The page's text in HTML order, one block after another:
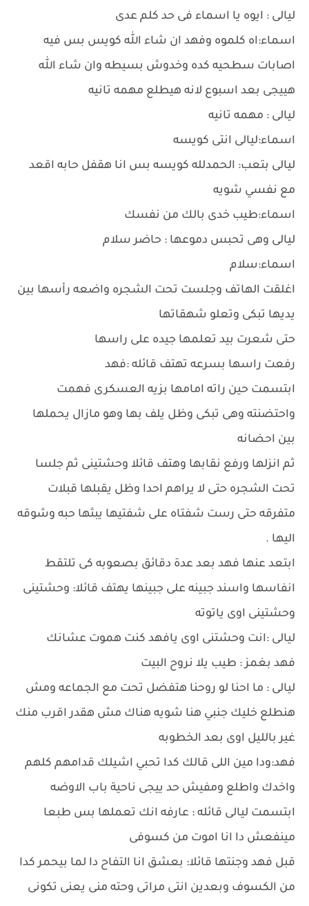
ليالى : ايوه يا اسماء فى حد كلم عدى
اسماء:اه كلموه وفهد ان شاء الله كويس بس فيه
اصابات سطحيه كده وخدوش بسيطه وان شاء الله
هييجى بعد اسبوع لانه هيطلع مهمه تانيه
ليالى : مهمه تانيه
اسماء:ليالى انتى كويسه
ليالى بتعب: الحمدلله كويسه بس انا هقفل حابه اقعد
مع نفسي شويه
اسماء:طيب خدى بالك من نفسك
ليالى وهى تحبس دموعها : حاضر سلام
اسماء:سلام
اغلقت الهاتف وجلست تحت الشجره واضعه رأسها بين
يديها تبكى وتعلو شهقاتها
حتى شعرت بيد تعلمها جيده على راسها
رفعت راسها بسرعه تهتف قائله :فهد
ابتسمت حين راته امامها بزيه العسكرى فهمت
واحتضنته وهى تبكى وظل يلف بها وهو مازال يحملها
بين احضانه
ثم انزلها ورفع نقابها وهتف قائلا وحشتينى ثم جلسا
تحت الشجره حتى لا يراهم احدا وظل يقبلها قبلات
متفرقه حتى رست شفتاه على شفتيها يبثها حبه وشوقه
اليها .
ابتعد عنها فهد بعد عدة دقائق بصعوبه كى تلتقط
انفاسها واسند جبينه على جبينها يهتف قائلا: وحشتينى
وحشتينى اوى ياتوته
ليالى :انت وحشتنى اوى يافهد كنت هموت عشانك
فهد بغمز : طيب يلا نروح البيت
ليالى : ما احنا لو روحنا هتفضل تحت مع الجماعه ومش
هنطلع خليك جنبي هنا شويه هناك مش هقدر اقرب منك
غير بالليل اوى بعد الخطوبه
فهد:ودا مين اللى قالك كدا تحبي اشيلك قدامهم كلهم
واخدك واطلع ومفيش حد ييجى ناحية باب الاوضه
ابتسمت ليالى قائله : عارفه انك تعملها بس طبعا
مينفعش دا انا اموت من كسوفى
قبل فهد وجنتها قائلا: بعشق انا التفاح دا لما بيحمر كدا
من الكسوف وبعدين انتى مراتى وحته منى يعنى تكونى